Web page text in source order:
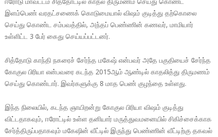
இளம்பெண் வரதட்சணைக் கொடுமையால் விஷம் குடித்து தற்கொலை
செய்து கொண்ட சம்பவத்தில், அந்தப் பெண்ணின் கணவர், மாமியார்
உள்ளிட்ட 3 பேர் கைது செய்யப்பட்டனர்.
சித்தோடு காந்தி நகரைச் சேர்ந்த மகேஷ் என்பவர் அதே பகுதியைச் சேர்ந்த
கோகுல பிரியா என்பவரை கடந்த 2015ஆம் ஆண்டில் காதலித்து திருமணம்
செய்து கொண்டார். இவர்களுக்கு 8 மாத பெண் குழந்தை உள்ளது.
இந்த நிலையில், கடந்த ஞாயிறன்று கோகுல பிரியா விஷம் குடித்து
விட்டதாகவும், ஈரோட்டில் உள்ள தனியார் மருத்துவமனையில் சிகிச்சைக்காக
சேர்த்திருப்பதாகவும் மகேஷின் வீட்டில் இருந்து பெண்ணின் வீட்டிற்கு தகவல்